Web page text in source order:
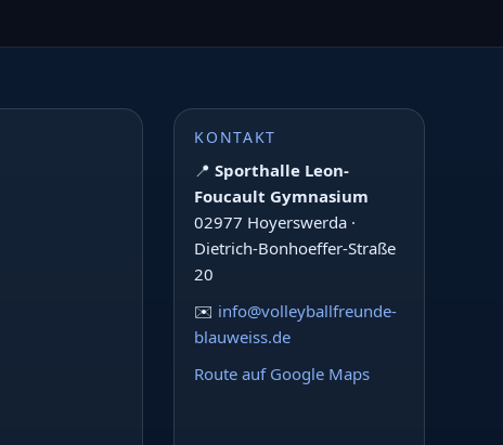
KONTAKT
📍Sporthalle Leon-
Foucault Gymnasium
02977 Hoyerswerda ·
Dietrich-Bonhoeffer-Straße
20
✉️ info@volleyballfreunde-
blauweiss.de
Route auf Google Maps